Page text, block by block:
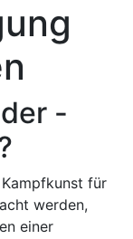
-
für
werden,
einer